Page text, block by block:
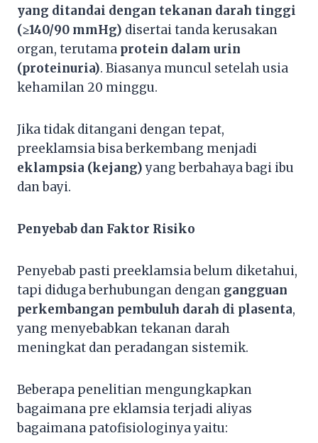
yang ditandai dengan tekanan darah tinggi
(≥140/90 mmHg) disertai tanda kerusakan
organ, terutama protein dalam urin
(proteinuria). Biasanya muncul setelah usia
kehamilan 20 minggu.
Jika tidak ditangani dengan tepat,
preeklamsia bisa berkembang menjadi
eklampsia (kejang)yang berbahaya bagi ibu
dan bayi.
Penyebab dan Faktor Risiko
Penyebab pasti preeklamsia belum diketahui,
tapi diduga berhubungan dengan gangguan
perkembangan pembuluh darah di plasenta,
yang menyebabkan tekanan darah
meningkat dan peradangan sistemik.
Beberapa penelitian mengungkapkan
bagaimana pre eklamsia terjadi aliyas
bagaimana patofisiologinya yaitu: